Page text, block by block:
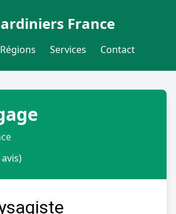
France
Régions Services Contact